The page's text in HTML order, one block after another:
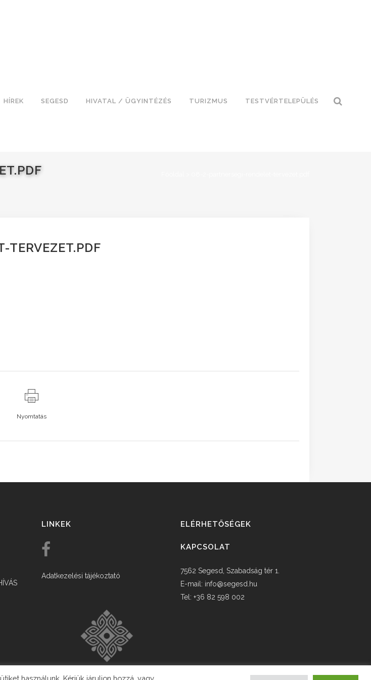
HÍREK SEGESD HIVATAL / ÜGYINTÉZÉS TURIZMUS TESTVÉRTELEPÜLÉS
TERVEZET.PDF
Nyomtatás
LINKEK
Adatkezelési tájékoztató
ELÉRHETŐSÉGEK
KAPCSOLAT
7562 Segesd, Szabadság tér 1.
E-mail: info@segesd.hu
Tel: +36 82 598 002
használunk. Kérjük járuljon hozzá, vagy